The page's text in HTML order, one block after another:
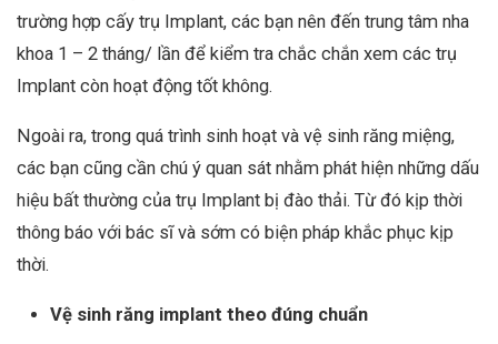
trường hợp cấy trụ Implant, các bạn nên đến trung tâm nha
khoa 1 – 2 tháng/ lần để kiểm tra chắc chắn xem các trụ
Implant còn hoạt động tốt không.
Ngoài ra, trong quá trình sinh hoạt và vệ sinh răng miệng,
các bạn cũng cần chú ý quan sát nhằm phát hiện những dấu
hiệu bất thường của trụ Implant bị đào thải. Từ đó kịp thời
thông báo với bác sĩ và sớm có biện pháp khắc phục kịp
thời.
Vệ sinh răng implant theo đúng chuẩn